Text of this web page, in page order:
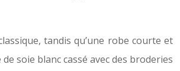
tandis qu’une robe courte et
soie blanc cassé avec des broderies